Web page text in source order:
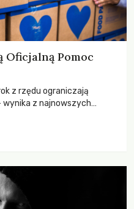
Oficjalną Pomoc
z rzędu ograniczają
z najnowszych
ODA w historii. Jakie będą